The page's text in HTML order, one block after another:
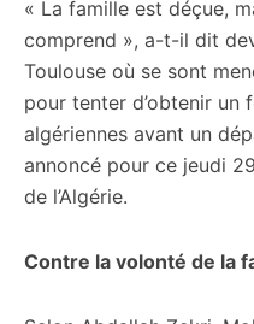
« La famille est déçue,
comprend », a-t-il dit
Toulouse où se sont
pour tenter d’obtenir un
algériennes avant un
annoncé pour ce jeudi
de l’Algérie.
Contre la volonté de la